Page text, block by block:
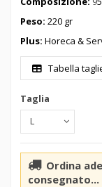
Peso: 220 gr
Plus: Horeca &
Tabella
Taglia
Ordina
consegnato...